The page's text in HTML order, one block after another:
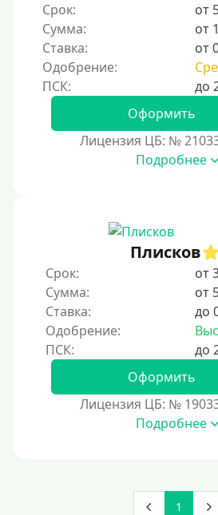
Срок:
от
Сумма:
от
Ставка:
от
Одобрение:
Оформить
Лицензия ЦБ: №
Подробнее
Плисков
Срок:
от
Сумма:
от
Ставка:
до
Одобрение:
Оформить
Лицензия ЦБ: №
Подробнее
1